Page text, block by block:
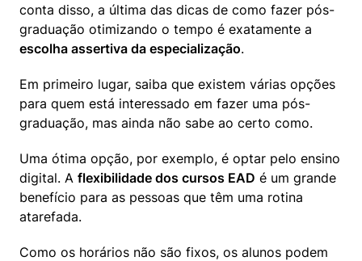
conta disso, a última das dicas de como fazer pós-
escolha assertiva da especialização.
Em primeiro lugar, saiba que existem várias opções
para quem está interessado em fazer uma pós-
graduação, mas ainda não sabe ao certo como.
Uma ótima opção, por exemplo, é optar pelo ensino
digital. A flexibilidade dos cursos EAD é um grande
benefício para as pessoas que têm uma rotina
atarefada.
Como os horários não são fixos, os alunos podem